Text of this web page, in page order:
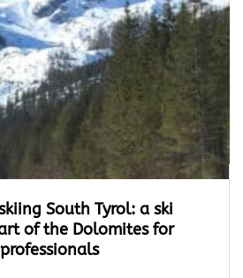
South Tyrol: a ski
of the Dolomites for